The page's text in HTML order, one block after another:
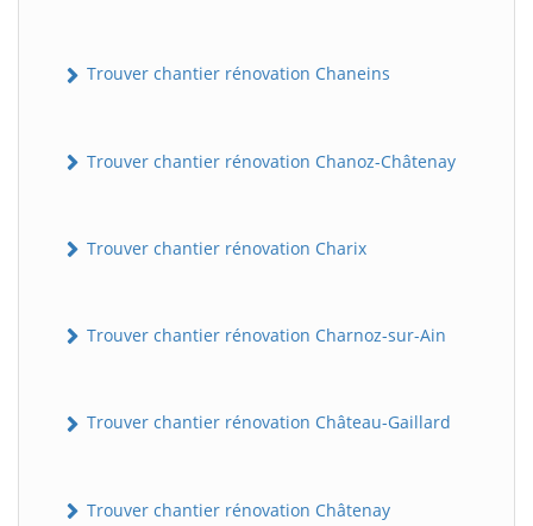
Trouver chantier rénovation Chaneins
Trouver chantier rénovation Chanoz-Châtenay
Trouver chantier rénovation Charix
Trouver chantier rénovation Charnoz-sur-Ain
Trouver chantier rénovation Château-Gaillard
Trouver chantier rénovation Châtenay